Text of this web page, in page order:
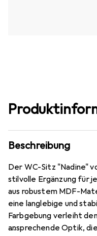
Beschreibung
Der WC-Sitz "Nadine"
stilvolle Ergänzung für
aus robustem MDF-
eine langlebige und
Farbgebung verleiht
ansprechende Optik,